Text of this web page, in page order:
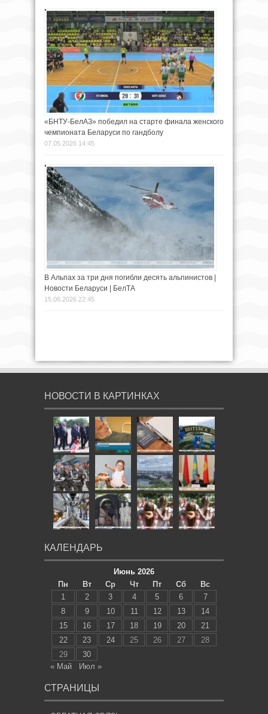
«БНТУ-БелАЗ» победил на старте финала женского
чемпионата Беларуси по гандболу
07.05.2026 14:45
В Альпах за три дня погибли десять альпинистов |
Новости Беларуси | БелТА
15.06.2026 22:45
НОВОСТИ В КАРТИНКАХ
КАЛЕНДАРЬ
Июнь 2026
Пн
Вт Ср Чт Пт Сб
Вс
1
2 3 4 5 6
7
8
9 10 11 12 13
14
15
16 17 18 19 20
21
22
23 24 25 26 27
28
29
30
« Май
Июл »
СТРАНИЦЫ